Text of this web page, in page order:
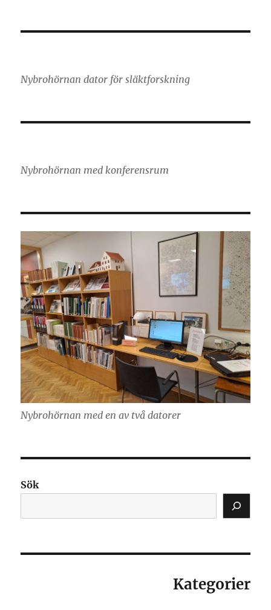
Nybrohörnan dator för släktforskning
Nybrohörnan med konferensrum
Nybrohörnan med en av två datorer
Sök
Kategorier